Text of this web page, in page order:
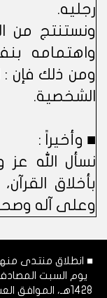
رجليه.
ونستنتج من
واهتمامه
الشخصية.
■ وأخيراً :
نسأل الله عز
بأخلاق
وعلى آله
■ انطلاق منتدى
يوم السبت
1428هـ، الموافق